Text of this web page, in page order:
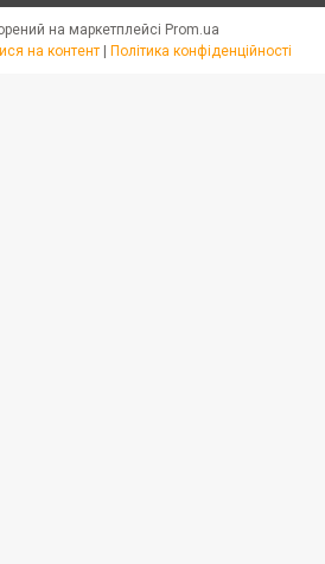
на маркетплейсі Prom.ua
на контент Політика конфіденційності